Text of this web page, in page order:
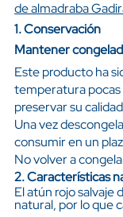
de almadraba
1. Conservación
Mantener
Este producto ha
temperatura pocas
preservar su
Una vez
consumir en un
No volver a
2. Características
El atún rojo salvaje
natural, por lo que